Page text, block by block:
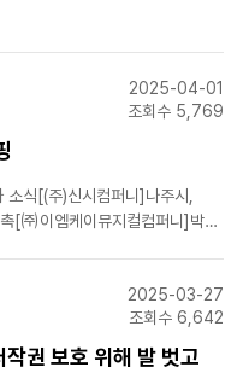
2025-04-01
조회수 5,769
식[(주)신시컴퍼니]나주시,
[㈜이엠케이뮤지컬컴퍼니]박효
[..
2025-03-27
조회수 6,642
권 보호 위해 발 벗고